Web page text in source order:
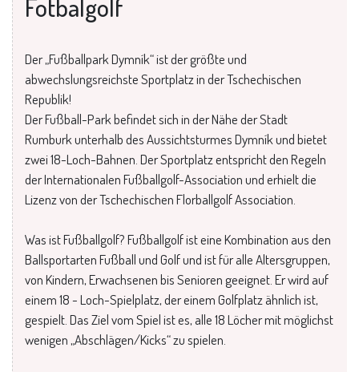
Fotbalgolf
Der „Fußballpark Dymník“ ist der größte und
abwechslungsreichste Sportplatz in der Tschechischen
Republik!
Der Fußball-Park befindet sich in der Nähe der Stadt
Rumburk unterhalb des Aussichtsturmes Dymník und bietet
zwei 18-Loch-Bahnen. Der Sportplatz entspricht den Regeln
der Internationalen Fußballgolf-Association und erhielt die
Lizenz von der Tschechischen Florballgolf Association.
Was ist Fußballgolf? Fußballgolf ist eine Kombination aus den
Ballsportarten Fußball und Golf und ist für alle Altersgruppen,
von Kindern, Erwachsenen bis Senioren geeignet. Er wird auf
einem 18 - Loch-Spielplatz, der einem Golfplatz ähnlich ist,
gespielt. Das Ziel vom Spiel ist es, alle 18 Löcher mit möglichst
wenigen „Abschlägen/Kicks“ zu spielen.